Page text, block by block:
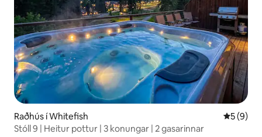
Raðhús í Whitefish 5 af 5 í
5 (9)
Stóll 9 | Heitur pottur | 3 konungar | 2 gasarinnar